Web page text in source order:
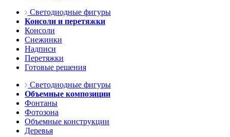
Светодиодные фигуры
Консоли и перетяжки
Консоли
Снежинки
Надписи
Перетяжки
Готовые решения
Светодиодные фигуры
Объемные композиции
Фонтаны
Фотозона
Объемные конструкции
Деревья